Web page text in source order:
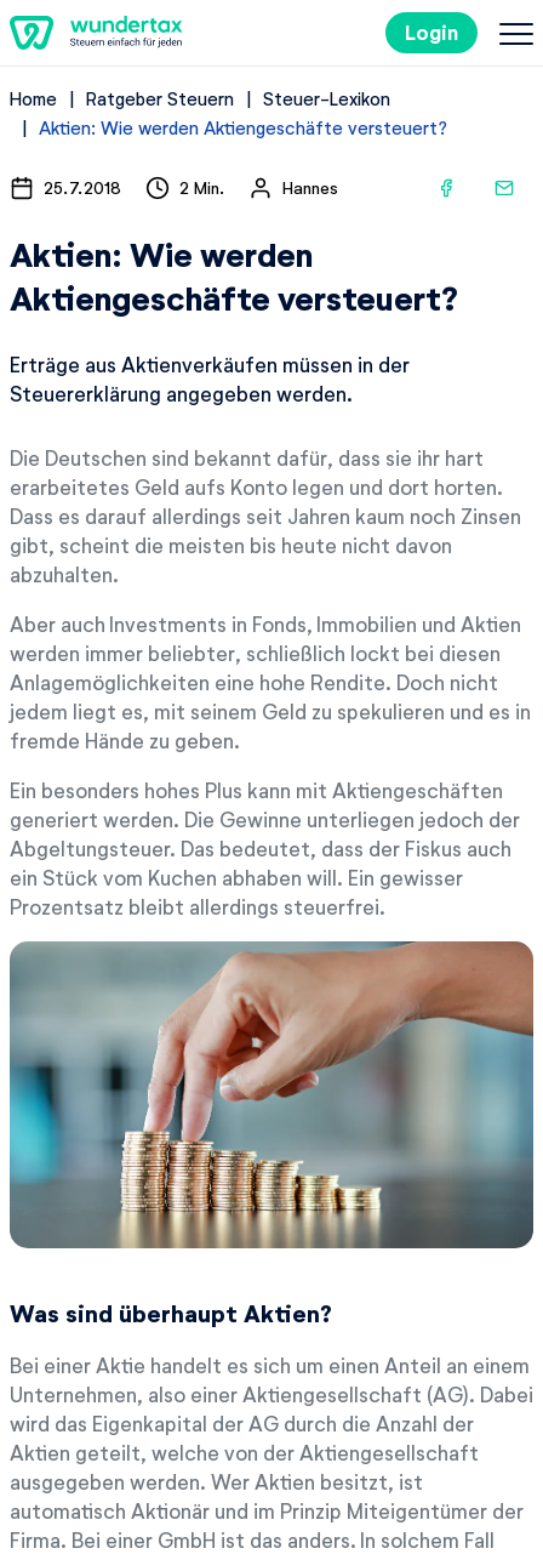
Login
So geht's
Kosten
Steuertipps
Steuer-Lexikon
Home Ratgeber Steuern
Steuer-Lexikon
Aktien: Wie werden Aktiengeschäfte versteuert?
25.7.2018 2 Min. Hannes
Aktien: Wie werden
Aktiengeschäfte versteuert?
Erträge aus Aktienverkäufen müssen in der
Steuererklärung angegeben werden.
Die Deutschen sind bekannt dafür, dass sie ihr hart
erarbeitetes Geld aufs Konto legen und dort horten.
Dass es darauf allerdings seit Jahren kaum noch Zinsen
gibt, scheint die meisten bis heute nicht davon
abzuhalten.
Aber auch Investments in Fonds, Immobilien und Aktien
werden immer beliebter, schließlich lockt bei diesen
Anlagemöglichkeiten eine hohe Rendite. Doch nicht
jedem liegt es, mit seinem Geld zu spekulieren und es in
fremde Hände zu geben.
Ein besonders hohes Plus kann mit Aktiengeschäften
generiert werden. Die Gewinne unterliegen jedoch der
Abgeltungsteuer. Das bedeutet, dass der Fiskus auch
ein Stück vom Kuchen abhaben will. Ein gewisser
Prozentsatz bleibt allerdings steuerfrei.
Was sind überhaupt Aktien?
Bei einer Aktie handelt es sich um einen Anteil an einem
Unternehmen, also einer Aktiengesellschaft (AG). Dabei
wird das Eigenkapital der AG durch die Anzahl der
Aktien geteilt, welche von der Aktiengesellschaft
ausgegeben werden. Wer Aktien besitzt, ist
automatisch Aktionär und im Prinzip Miteigentümer der
Firma. Bei einer GmbH ist das anders. In solchem Fall